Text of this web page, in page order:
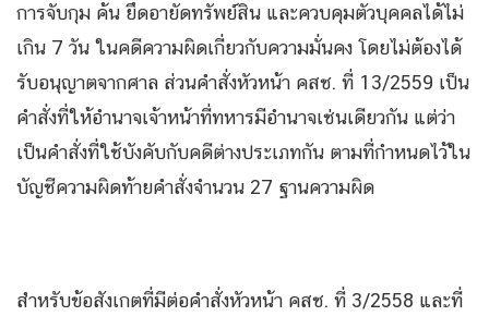
การจับกุม ค้น ยึดอายัดทรัพย์สิน และควบคุมตัวบุคคลได้ไม่
เกิน 7 วัน ในคดีความผิดเกี่ยวกับความมั่นคง โดยไม่ต้องได้
รับอนุญาตจากศาล ส่วนคำสั่งหัวหน้า คสช. ที่ 13/2559 เป็น
คำสั่งที่ให้อำนาจเจ้าหน้าที่ทหารมีอำนาจเช่นเดียวกัน แต่ว่า
เป็นคำสั่งที่ใช้บังคับกับคดีต่างประเภทกัน ตามที่กำหนดไว้ใน
บัญชีความผิดท้ายคำสั่งจำนวน 27 ฐานความผิด
สำหรับข้อสังเกตที่มีต่อคำสั่งหัวหน้า คสช. ที่ 3/2558 และที่